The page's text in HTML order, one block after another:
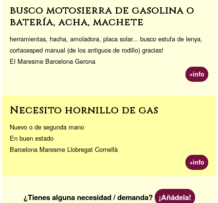
busco motosierra de gasolina o
batería, acha, machete
herramientas, hacha, amoladora, placa solar... busco estufa de lenya,
cortacesped manual (de los antiguos de rodillo) gracias!
El Maresme Barcelona Gerona
+info
Necesito hornillo de gas
Nuevo o de segunda mano
En buen estado
Barcelona Maresme Llobregat Cornellà
+info
¿Tienes alguna necesidad / demanda? ¡Añádela!